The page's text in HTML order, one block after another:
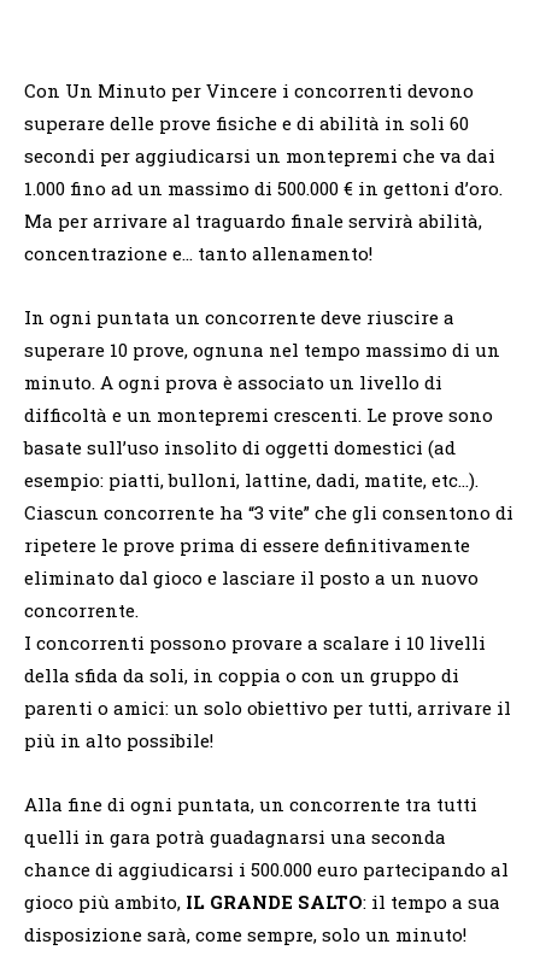
Con Un Minuto per Vincere i concorrenti devono
superare delle prove fisiche e di abilità in soli 60
secondi per aggiudicarsi un montepremi che va dai
1.000 fino ad un massimo di 500.000 € in gettoni d’oro.
Ma per arrivare al traguardo finale servirà abilità,
concentrazione e… tanto allenamento!
In ogni puntata un concorrente deve riuscire a
superare 10 prove, ognuna nel tempo massimo di un
minuto. A ogni prova è associato un livello di
difficoltà e un montepremi crescenti. Le prove sono
basate sull’uso insolito di oggetti domestici (ad
esempio: piatti, bulloni, lattine, dadi, matite, etc…).
Ciascun concorrente ha “3 vite” che gli consentono di
ripetere le prove prima di essere definitivamente
eliminato dal gioco e lasciare il posto a un nuovo
concorrente.
I concorrenti possono provare a scalare i 10 livelli
della sfida da soli, in coppia o con un gruppo di
parenti o amici: un solo obiettivo per tutti, arrivare il
più in alto possibile!
Alla fine di ogni puntata, un concorrente tra tutti
quelli in gara potrà guadagnarsi una seconda
chance di aggiudicarsi i 500.000 euro partecipando al
gioco più ambito, IL GRANDE SALTO: il tempo a sua
disposizione sarà, come sempre, solo un minuto!